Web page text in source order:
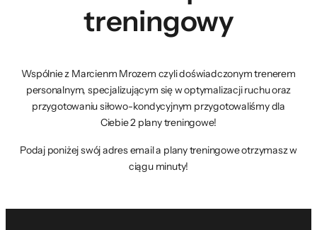
treningowy
Wspólnie z Marcienm Mrozem czyli doświadczonym trenerem
personalnym, specjalizującym się w optymalizacji ruchu oraz
przygotowaniu siłowo-kondycyjnym przygotowaliśmy dla
Ciebie 2 plany treningowe!
Podaj poniżej swój adres email a plany treningowe otrzymasz w
ciągu minuty!